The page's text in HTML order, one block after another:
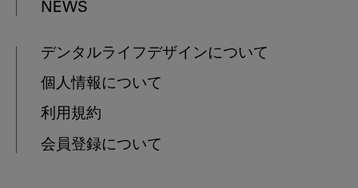
NEWS
デンタルライフデザインについて
個人情報について
利用規約
会員登録について